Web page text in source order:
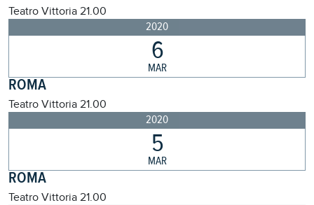
Teatro Vittoria 21.00
2020
6
MAR
ROMA
Teatro Vittoria 21.00
2020
5
MAR
ROMA
Teatro Vittoria 21.00